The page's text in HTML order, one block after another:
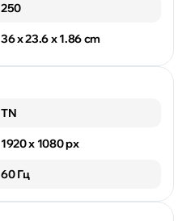
250
36 x 23.6 x 1.86 cm
TN
1920 x 1080 px
60 Гц